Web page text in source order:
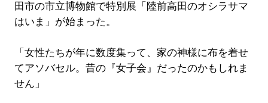
田市の市立博物館で特別展「陸前高田のオシラサマ
はいま」が始まった。
「女性たちが年に数度集って、家の神様に布を着せ
てアソバセル。昔の『女子会』だったのかもしれま
せん」